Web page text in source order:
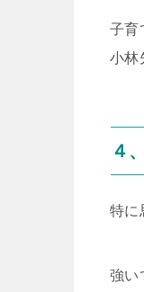
子育
小林
４
特に
強い